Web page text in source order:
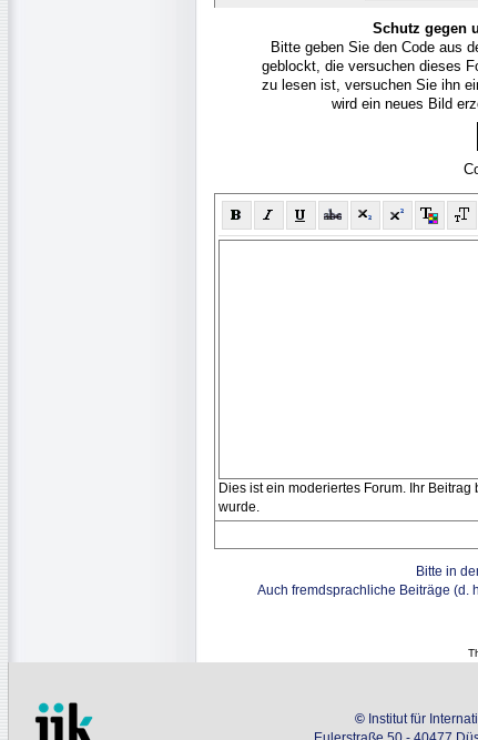
Schutz gegen
Bitte geben Sie den Code aus
geblockt, die versuchen dieses
zu lesen ist, versuchen Sie ihn
wird ein neues Bild
Dies ist ein moderiertes Forum. Ihr
wurde.
Bitte in
Auch fremdsprachliche Beiträge (d.
© Institut für